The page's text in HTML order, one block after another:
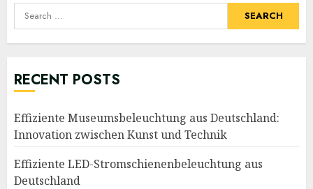
Search
for:
RECENT POSTS
Effiziente Museumsbeleuchtung aus Deutschland:
Innovation zwischen Kunst und Technik
Effiziente LED-Stromschienenbeleuchtung aus
Deutschland